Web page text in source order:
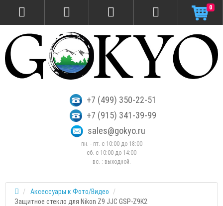
+7 (499) 350-22-51
+7 (915) 341-39-99
sales@gokyo.ru
пн. - пт. с 10:00 до 18:00
сб. c 10:00 до 14:00
вс. : выходной.
0
Аксессуары к Фото/Видео
Защитное стекло для Nikon Z9 JJC GSP-Z9K2